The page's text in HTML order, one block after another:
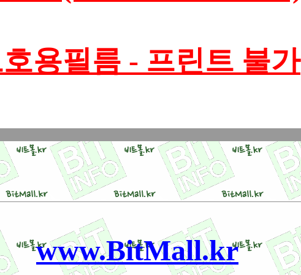
용필름 - 프린트 불가
www.BitMall.kr